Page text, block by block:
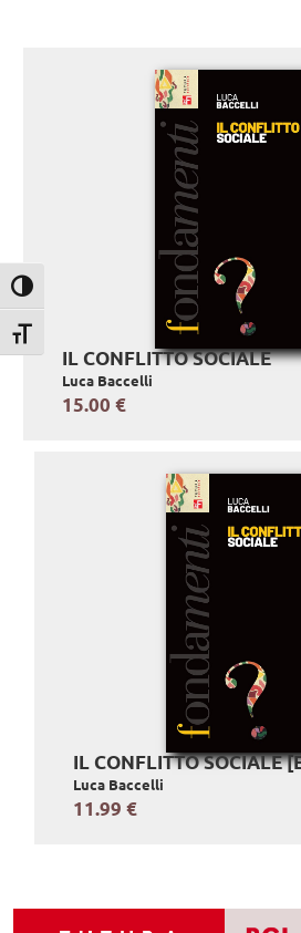
Attiva/disattiva alto contrasto
Attiva/disattiva dimensione testo
IL CONFLITTO SOCIALE
Luca Baccelli
15.00 €
IL CONFLITTO SOCIALE
Luca Baccelli
11.99 €